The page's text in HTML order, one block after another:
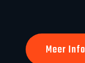
Meer Info